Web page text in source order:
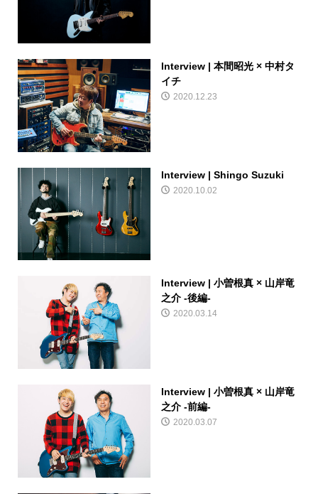
Interview | 本間昭光 × 中村タ
イチ
2020.12.23
Interview | Shingo Suzuki
2020.10.02
Interview | 小曽根真 × 山岸竜
之介 -後編-
2020.03.14
Interview | 小曽根真 × 山岸竜
之介 -前編-
2020.03.07